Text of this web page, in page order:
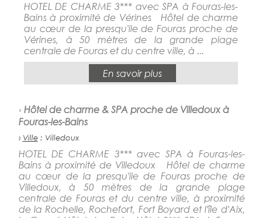
HOTEL DE CHARME 3*** avec SPA à Fouras-les-
Bains à proximité de Vérines Hôtel de charme
au cœur de la presqu'ile de Fouras proche de
Vérines, à 50 mètres de la grande plage
centrale de Fouras et du centre ville, à ...
En savoir plus
› Hôtel de charme & SPA proche de Villedoux à
Fouras-les-Bains
› Ville: Villedoux
HOTEL DE CHARME 3*** avec SPA à Fouras-les-
Bains à proximité de Villedoux Hôtel de charme
au cœur de la presqu'ile de Fouras proche de
Villedoux, à 50 mètres de la grande plage
centrale de Fouras et du centre ville, à proximité
de la Rochelle, Rochefort, Fort Boyard et l'île d'Aix,